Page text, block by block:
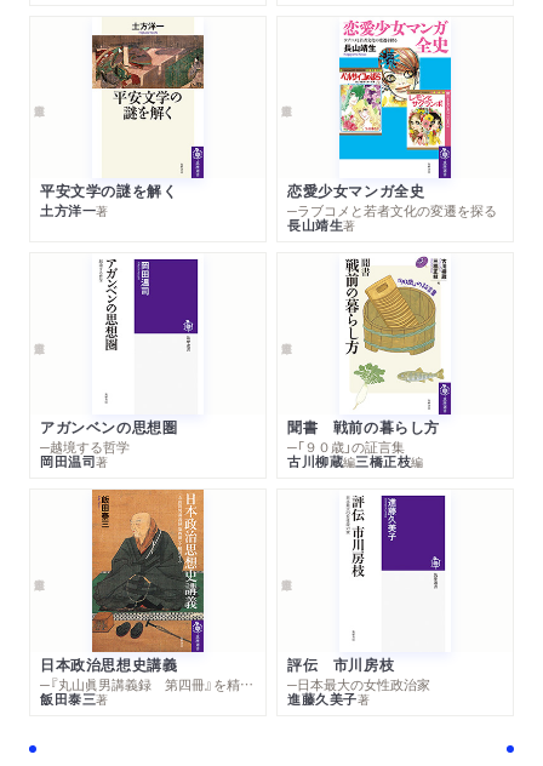
平安文学の謎を解く
土方洋一著
恋愛少女マンガ全史
─ラブコメと若者文化の変遷を探る
長山靖生著
アガンベンの思想圏
─越境する哲学
岡田温司著
聞書 戦前の暮らし方
─「９０歳」の証言集
古川柳蔵編三橋正枝編
日本政治思想史講義
─『丸山眞男講義録 第四冊』を精読する
飯田泰三著
評伝 市川房枝
─日本最大の女性政治家
進藤久美子著